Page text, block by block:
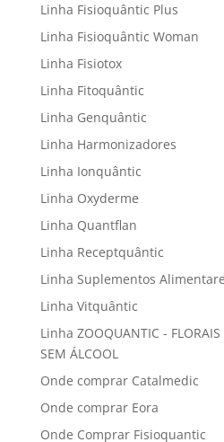
Linha Fisioquântic Plus
Linha Fisioquântic Woman
Linha Fisiotox
Linha Fitoquântic
Linha Genquântic
Linha Harmonizadores
Linha Ionquântic
Linha Oxyderme
Linha Quantflan
Linha Receptquântic
Linha Suplementos
Linha Vitquântic
Linha ZOOQUANTIC - FLORAIS
SEM ÁLCOOL
Onde comprar Catalmedic
Onde comprar Eora
Onde Comprar Fisioquantic